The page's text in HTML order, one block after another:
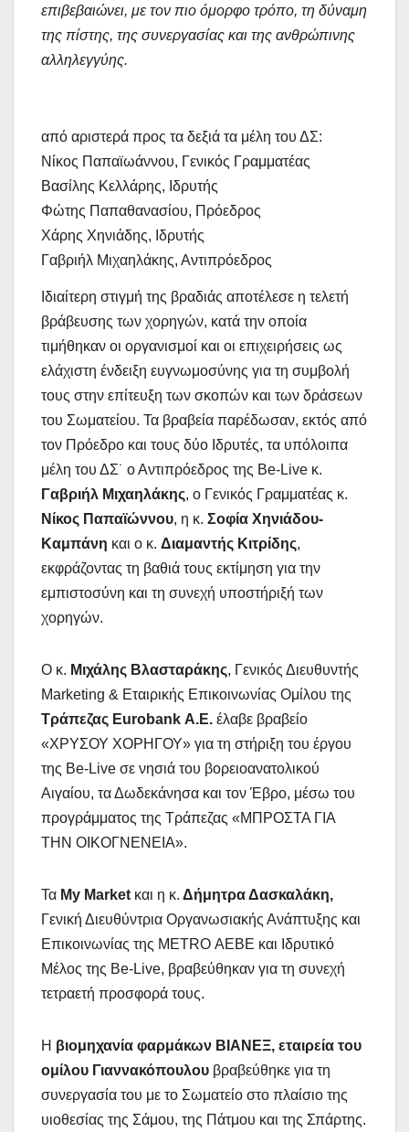
επιβεβαιώνει, με τον πιο όμορφο τρόπο, τη δύναμη
της πίστης, της συνεργασίας και της ανθρώπινης
αλληλεγγύης.
από αριστερά προς τα δεξιά τα μέλη του ΔΣ:
Νίκος Παπαϊωάννου, Γενικός Γραμματέας
Βασίλης Κελλάρης, Ιδρυτής
Φώτης Παπαθανασίου, Πρόεδρος
Χάρης Χηνιάδης, Ιδρυτής
Γαβριήλ Μιχαηλάκης, Αντιπρόεδρος
Ιδιαίτερη στιγμή της βραδιάς αποτέλεσε η τελετή
βράβευσης των χορηγών, κατά την οποία
τιμήθηκαν οι οργανισμοί και οι επιχειρήσεις ως
ελάχιστη ένδειξη ευγνωμοσύνης για τη συμβολή
τους στην επίτευξη των σκοπών και των δράσεων
του Σωματείου. Τα βραβεία παρέδωσαν, εκτός από
τον Πρόεδρο και τους δύο Ιδρυτές, τα υπόλοιπα
μέλη του ΔΣ˙ ο Αντιπρόεδρος της Be-Live κ.
Γαβριήλ Μιχαηλάκης, ο Γενικός Γραμματέας κ.
Νίκος Παπαϊώννου, η κ. Σοφία Χηνιάδου-
Καμπάνη και ο κ. Διαμαντής Κιτρίδης,
εκφράζοντας τη βαθιά τους εκτίμηση για την
εμπιστοσύνη και τη συνεχή υποστήριξή των
χορηγών.
Ο κ. Μιχάλης Βλασταράκης, Γενικός Διευθυντής
Marketing & Εταιρικής Επικοινωνίας Ομίλου της
Τράπεζας Eurobank Α.Ε. έλαβε βραβείο
«ΧΡΥΣΟΥ ΧΟΡΗΓΟΥ» για τη στήριξη του έργου
της Be-Live σε νησιά του βορειοανατολικού
Αιγαίου, τα Δωδεκάνησα και τον Έβρο, μέσω του
προγράμματος της Τράπεζας «ΜΠΡΟΣΤΑ ΓΙΑ
ΤΗΝ ΟΙΚΟΓΝΕΝΕΙΑ».
Τα My Market και η κ. Δήμητρα Δασκαλάκη,
Γενική Διευθύντρια Οργανωσιακής Ανάπτυξης και
Επικοινωνίας της METRO ΑΕΒΕ και Ιδρυτικό
Μέλος της Be-Live, βραβεύθηκαν για τη συνεχή
τετραετή προσφορά τους.
Η βιομηχανία φαρμάκων ΒΙΑΝΕΞ, εταιρεία του
ομίλου Γιαννακόπουλου βραβεύθηκε για τη
συνεργασία του με το Σωματείο στο πλαίσιο της
υιοθεσίας της Σάμου, της Πάτμου και της Σπάρτης.